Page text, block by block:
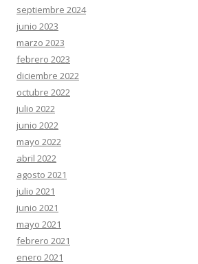
septiembre 2024
junio 2023
marzo 2023
febrero 2023
diciembre 2022
octubre 2022
julio 2022
junio 2022
mayo 2022
abril 2022
agosto 2021
julio 2021
junio 2021
mayo 2021
febrero 2021
enero 2021